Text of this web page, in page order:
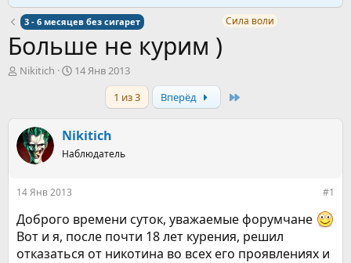
3 - 6 месяцев без сигарет Сила воли
Больше не курим )
А
т
е
Nikitich
Д
а
ч
14 Янв 2013
1 из 3
Вперёд
Nikitich
Наблюдатель
14 Янв 2013 #1
Доброго времени суток, уважаемые форумчане
Вот и я, после почти 18 лет курения, решил
отказаться от никотина во всех его проявлениях и